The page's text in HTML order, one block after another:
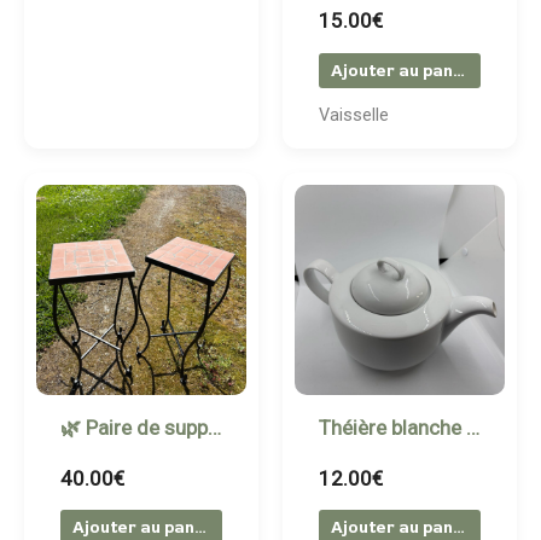
15.00€
Ajouter au panier
Vaisselle
🌿 Paire de supports à pots en fer forgé – Plateau carrelé.
40.00€
Ajouter au panier
Théière blanche en porcelaine
12.00€
Ajouter au panier